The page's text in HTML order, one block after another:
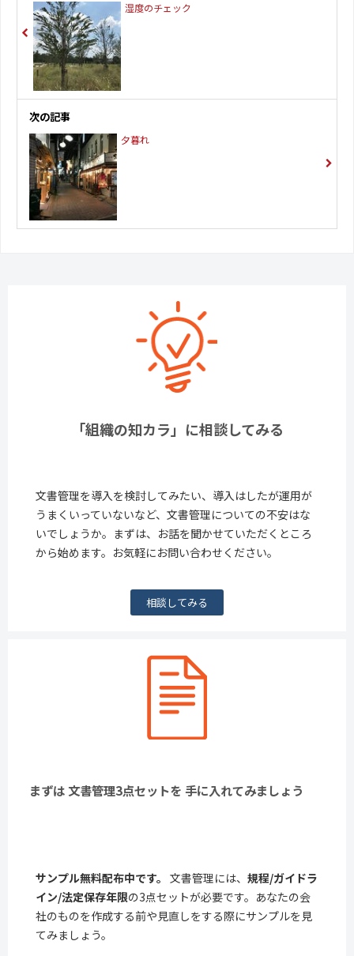
湿度のチェック
次の記事
夕暮れ
「組織の知カラ」に相談してみる
文書管理を導入を検討してみたい、導入はしたが運用が
うまくいっていないなど、文書管理についての不安はな
いでしょうか。まずは、お話を聞かせていただくところ
から始めます。お気軽にお問い合わせください。
相談してみる
まずは 文書管理3点セットを 手に入れてみましょう
サンプル無料配布中です。 文書管理には、 規程/ガイドラ
イン/法定保存年限の3点セットが必要です。あなたの会
社のものを作成する前や見直しをする際にサンプルを見
てみましょう。